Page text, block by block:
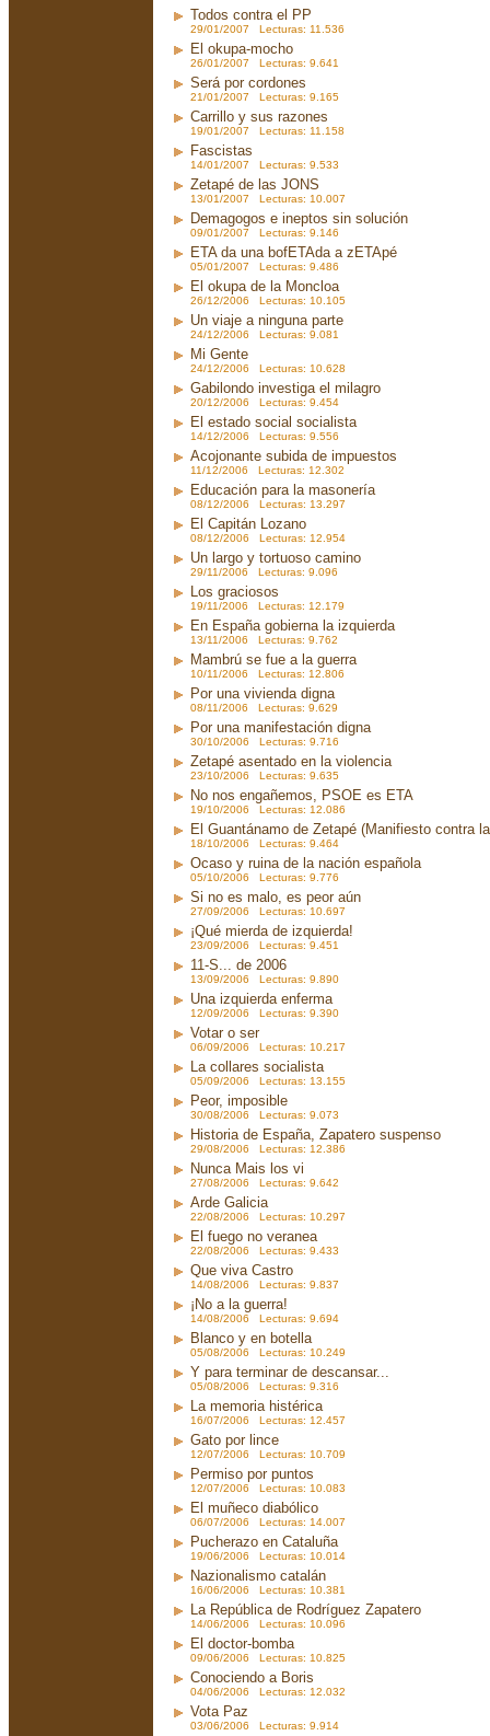
Todos contra el PP
29/01/2007 Lecturas: 11.536
El okupa-mocho
26/01/2007 Lecturas: 9.641
Será por cordones
21/01/2007 Lecturas: 9.165
Carrillo y sus razones
19/01/2007 Lecturas: 11.158
Fascistas
14/01/2007 Lecturas: 9.533
Zetapé de las JONS
13/01/2007 Lecturas: 10.007
Demagogos e ineptos sin solución
09/01/2007 Lecturas: 9.146
ETA da una bofETAda a zETApé
05/01/2007 Lecturas: 9.486
El okupa de la Moncloa
26/12/2006 Lecturas: 10.105
Un viaje a ninguna parte
24/12/2006 Lecturas: 9.081
Mi Gente
24/12/2006 Lecturas: 10.628
Gabilondo investiga el milagro
20/12/2006 Lecturas: 9.454
El estado social socialista
14/12/2006 Lecturas: 9.556
Acojonante subida de impuestos
11/12/2006 Lecturas: 12.302
Educación para la masonería
08/12/2006 Lecturas: 13.297
El Capitán Lozano
08/12/2006 Lecturas: 12.954
Un largo y tortuoso camino
29/11/2006 Lecturas: 9.096
Los graciosos
19/11/2006 Lecturas: 12.179
En España gobierna la izquierda
13/11/2006 Lecturas: 9.762
Mambrú se fue a la guerra
10/11/2006 Lecturas: 12.806
Por una vivienda digna
08/11/2006 Lecturas: 9.629
Por una manifestación digna
30/10/2006 Lecturas: 9.716
Zetapé asentado en la violencia
23/10/2006 Lecturas: 9.635
No nos engañemos, PSOE es ETA
19/10/2006 Lecturas: 12.086
El Guantánamo de Zetapé (Manifiesto contra
18/10/2006 Lecturas: 9.464
Ocaso y ruina de la nación española
05/10/2006 Lecturas: 9.776
Si no es malo, es peor aún
27/09/2006 Lecturas: 10.697
¡Qué mierda de izquierda!
23/09/2006 Lecturas: 9.451
11-S... de 2006
13/09/2006 Lecturas: 9.890
Una izquierda enferma
12/09/2006 Lecturas: 9.390
Votar o ser
06/09/2006 Lecturas: 10.217
La collares socialista
05/09/2006 Lecturas: 13.155
Peor, imposible
30/08/2006 Lecturas: 9.073
Historia de España, Zapatero suspenso
29/08/2006 Lecturas: 12.386
Nunca Mais los vi
27/08/2006 Lecturas: 9.642
Arde Galicia
22/08/2006 Lecturas: 10.297
El fuego no veranea
22/08/2006 Lecturas: 9.433
Que viva Castro
14/08/2006 Lecturas: 9.837
¡No a la guerra!
14/08/2006 Lecturas: 9.694
Blanco y en botella
05/08/2006 Lecturas: 10.249
Y para terminar de descansar...
05/08/2006 Lecturas: 9.316
La memoria histérica
16/07/2006 Lecturas: 12.457
Gato por lince
12/07/2006 Lecturas: 10.709
Permiso por puntos
12/07/2006 Lecturas: 10.083
El muñeco diabólico
06/07/2006 Lecturas: 14.007
Pucherazo en Cataluña
19/06/2006 Lecturas: 10.014
Nazionalismo catalán
16/06/2006 Lecturas: 10.381
La República de Rodríguez Zapatero
14/06/2006 Lecturas: 10.096
El doctor-bomba
09/06/2006 Lecturas: 10.825
Conociendo a Boris
04/06/2006 Lecturas: 12.032
Vota Paz
03/06/2006 Lecturas: 9.914